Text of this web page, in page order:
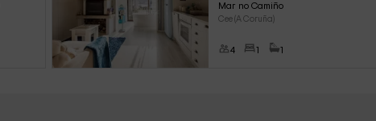
Mar no Camiño
Cee (A Coruña)
4 1 1